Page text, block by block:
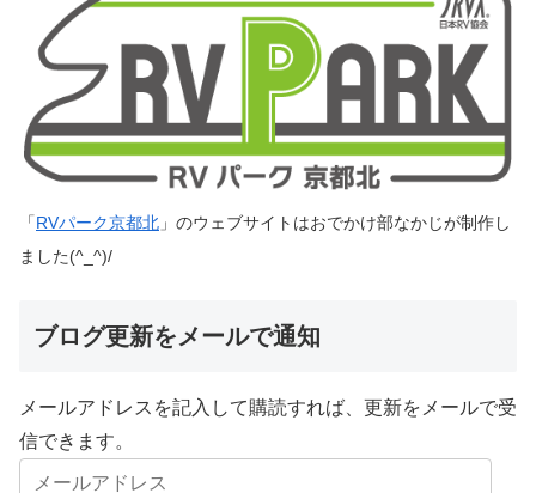
「RVパーク京都北 」のウェブサイトはおでかけ部なかじが制作し
ました(^_^)/
ブログ更新をメールで通知
メールアドレスを記入して購読すれば、更新をメールで受
信できます。